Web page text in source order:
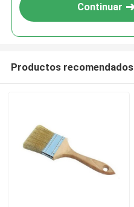
Inicio
Continuar
Productos recomendados